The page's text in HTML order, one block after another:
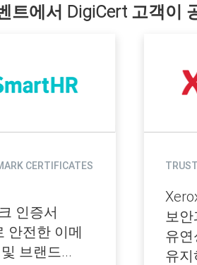
트에서 DigiCert 고객이
CERTIFICATES
인증서
안전한 이메
브랜드...
보
유
유